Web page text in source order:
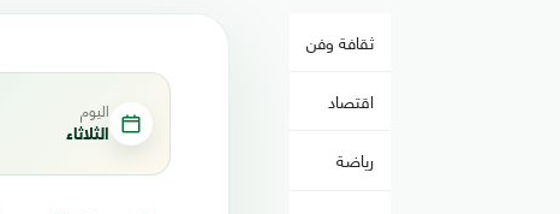
ثقافة وفن
اقتصاد
رياضة
اليوم
الثلاثاء